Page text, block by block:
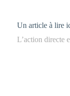
Un article à lire
L’action directe